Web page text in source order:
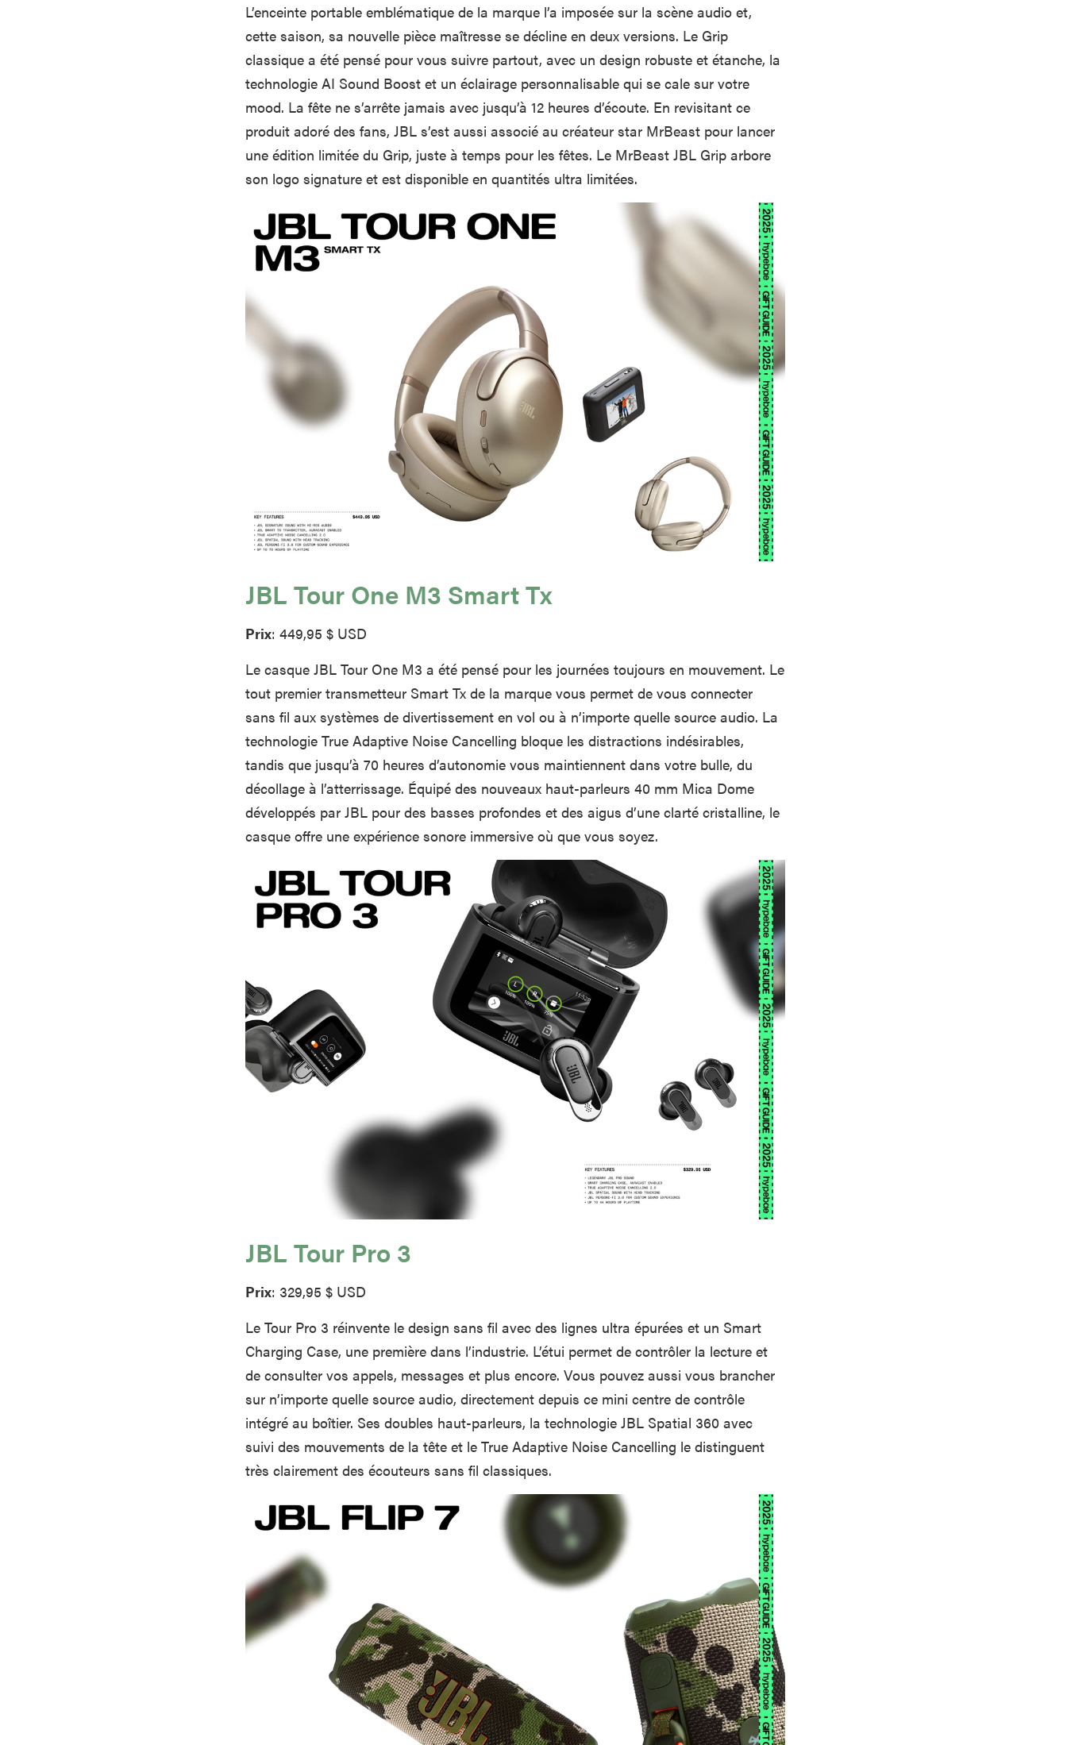
L’enceinte portable emblématique de la marque l’a imposée sur la scène audio et,
cette saison, sa nouvelle pièce maîtresse se décline en deux versions. Le Grip
classique a été pensé pour vous suivre partout, avec un design robuste et étanche, la
technologie AI Sound Boost et un éclairage personnalisable qui se cale sur votre
mood. La fête ne s’arrête jamais avec jusqu’à 12 heures d’écoute. En revisitant ce
produit adoré des fans, JBL s’est aussi associé au créateur star MrBeast pour lancer
une édition limitée du Grip, juste à temps pour les fêtes. Le MrBeast JBL Grip arbore
son logo signature et est disponible en quantités ultra limitées.
JBL Tour One M3 Smart Tx
Prix: 449,95 $ USD
Le casque JBL Tour One M3 a été pensé pour les journées toujours en mouvement. Le
tout premier transmetteur Smart Tx de la marque vous permet de vous connecter
sans fil aux systèmes de divertissement en vol ou à n’importe quelle source audio. La
technologie True Adaptive Noise Cancelling bloque les distractions indésirables,
tandis que jusqu’à 70 heures d’autonomie vous maintiennent dans votre bulle, du
décollage à l’atterrissage. Équipé des nouveaux haut-parleurs 40 mm Mica Dome
développés par JBL pour des basses profondes et des aigus d’une clarté cristalline, le
casque offre une expérience sonore immersive où que vous soyez.
JBL Tour Pro 3
Prix: 329,95 $ USD
Le Tour Pro 3 réinvente le design sans fil avec des lignes ultra épurées et un Smart
Charging Case, une première dans l’industrie. L’étui permet de contrôler la lecture et
de consulter vos appels, messages et plus encore. Vous pouvez aussi vous brancher
sur n’importe quelle source audio, directement depuis ce mini centre de contrôle
intégré au boîtier. Ses doubles haut-parleurs, la technologie JBL Spatial 360 avec
suivi des mouvements de la tête et le True Adaptive Noise Cancelling le distinguent
très clairement des écouteurs sans fil classiques.